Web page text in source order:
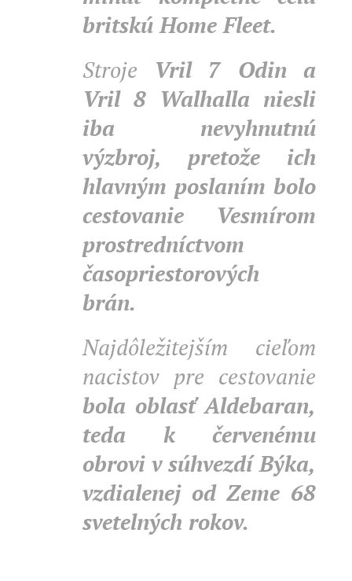
britskú Home Fleet.
Stroje Vril 7 Odin a
Vril 8 Walhalla niesli
iba nevyhnutnú
výzbroj, pretože ich
hlavným poslaním bolo
cestovanie Vesmírom
prostredníctvom
časopriestorových
brán.
Najdôležitejším cieľom
nacistov pre cestovanie
bola oblasť Aldebaran,
teda k červenému
obrovi v súhvezdí Býka,
vzdialenej od Zeme 68
svetelných rokov.